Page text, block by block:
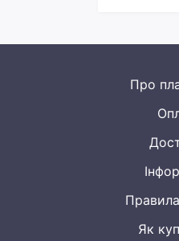
Про
Як